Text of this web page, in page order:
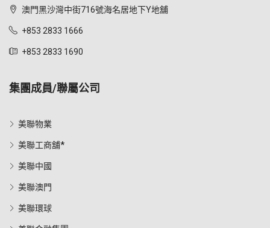
澳門黑沙灣中街716號海名居地下Y地舖
+853 2833 1666
+853 2833 1690
集團成員/聯屬公司
美聯物業
美聯工商舖*
美聯中國
美聯澳門
美聯環球